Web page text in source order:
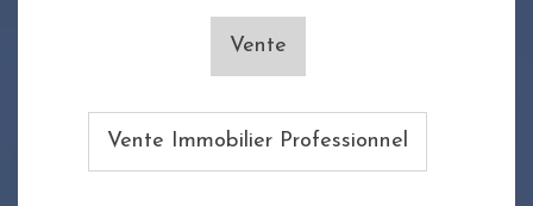
Vente
Vente Immobilier Professionnel